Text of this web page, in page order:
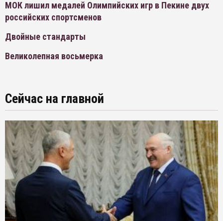
МОК лишил медалей Олимпийских игр в Пекине двух
российских спортсменов
Двойные стандарты
Великолепная восьмерка
Сейчас на главной